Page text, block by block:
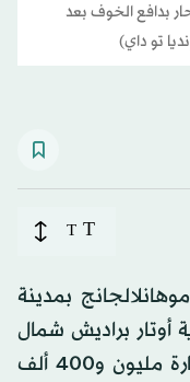
بدافع الخوف بعد
تو داي)
T
T
موهانلالجانج بمدينة
أوتار براديش شمال
الهند، على الانتحار شنقاً بعد خسارة مليون و400 ألف